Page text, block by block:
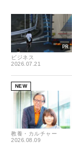
ビジネス
2026.07.21
NEW
教養・カルチャー
2026.08.09